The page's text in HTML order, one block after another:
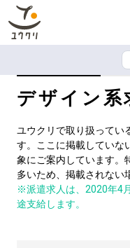
デザイン系
ユウクリで取り扱ってい
す。ここに掲載していな
象にご案内しています。
多いため、掲載されない
※派遣求人は、2020年4
途支給します。